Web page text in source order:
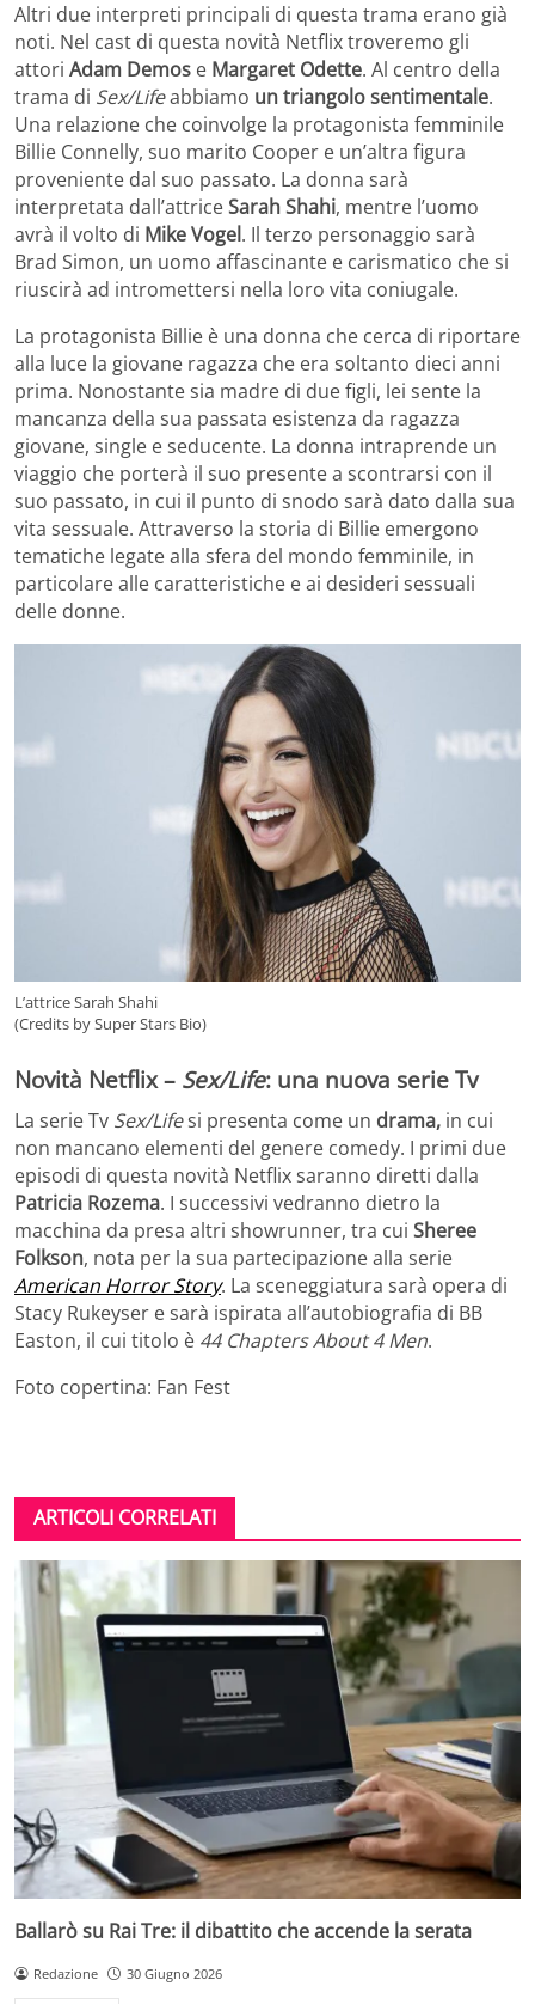
Altri due interpreti principali di questa trama erano già
noti. Nel cast di questa novità Netflix troveremo gli
attori Adam Demos e Margaret Odette. Al centro della
trama di Sex/Lifeabbiamo un triangolo sentimentale.
Una relazione che coinvolge la protagonista femminile
Billie Connelly, suo marito Cooper e un’altra figura
proveniente dal suo passato. La donna sarà
interpretata dall’attriceSarah Shahi, mentre l’uomo
avrà il volto di Mike Vogel. Il terzo personaggio sarà
Brad Simon, un uomo affascinante e carismatico che si
riuscirà ad intromettersi nella loro vita coniugale.
La protagonista Billie è una donna che cerca di riportare
alla luce la giovane ragazza che era soltanto dieci anni
prima. Nonostante sia madre di due figli, lei sente la
mancanza della sua passata esistenza da ragazza
giovane, single e seducente. La donna intraprende un
viaggio che porterà il suo presente a scontrarsi con il
suo passato, in cui il punto di snodo sarà dato dalla sua
vita sessuale. Attraverso la storia di Billie emergono
tematiche legate alla sfera del mondo femminile, in
particolare alle caratteristiche e ai desideri sessuali
delle donne.
L’attrice Sarah Shahi
(Credits by Super Stars Bio)
Novità Netflix – Sex/Life: una nuova serie Tv
La serie Tv Sex/Lifesi presenta come un drama, in cui
non mancano elementi del genere comedy. I primi due
episodi di questa novità Netflix saranno diretti dalla
Patricia Rozema. I successivi vedranno dietro la
macchina da presa altri showrunner, tra cui Sheree
Folkson, nota per la sua partecipazione alla serie
American Horror Story. La sceneggiatura sarà opera di
Stacy Rukeyser e sarà ispirata all’autobiografia di BB
Easton, il cui titolo è 44 Chapters About 4 Men.
Foto copertina: Fan Fest
ARTICOLI CORRELATI
Ballarò su Rai Tre: il dibattito che accende la serata
Redazione 30 Giugno 2026